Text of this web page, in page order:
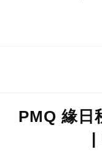
PMQ 緣日
|